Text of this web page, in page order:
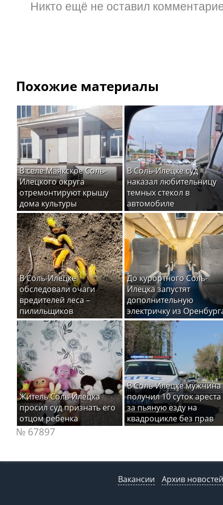
Никто ещё не оставил
Похожие материалы
В селе Маякское Соль-
Илецкого округа
отремонтируют крышу
дома культуры
В Соль-Илецке суд
наказал любительницу
темных стекол в
автомобиле
В Соль-Илецке
обследовали очаги
вредителей леса –
пилильщиков
До курортного Соль-
Илецка запустят
дополнительную
электричку из
Житель Соль-Илецка
просил суд признать его
отцом ребенка
В Соль-Илецке мужчина
получил 10 суток ареста
за пьяную езду на
квадроцикле без прав
№ 67897
Вакансии Архив новостей